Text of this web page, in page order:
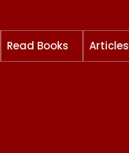
Read Books Articles